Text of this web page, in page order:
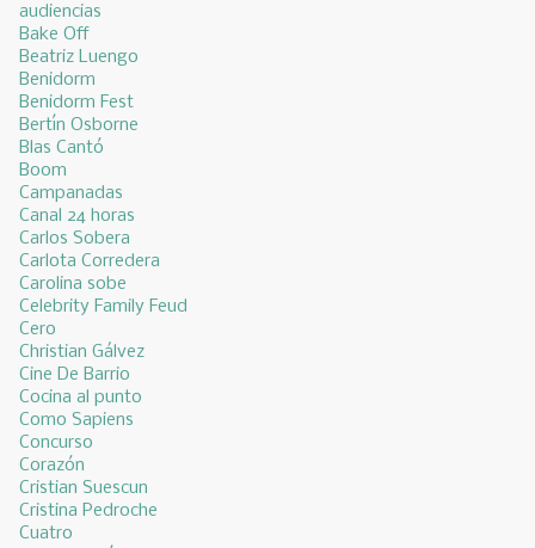
audiencias
Bake Off
Beatriz Luengo
Benidorm
Benidorm Fest
Bertín Osborne
Blas Cantó
Boom
Campanadas
Canal 24 horas
Carlos Sobera
Carlota Corredera
Carolina sobe
Celebrity Family Feud
Cero
Christian Gálvez
Cine De Barrio
Cocina al punto
Como Sapiens
Concurso
Corazón
Cristian Suescun
Cristina Pedroche
Cuatro